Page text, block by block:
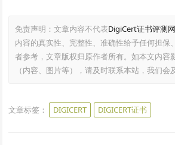
免责声明：文章内容不代表DigiCert证书评测网
内容的真实性、完整性、准确性给予任何担保
者参考，文章版权归原作者所有。如本文内容
（内容、图片等），请及时联系本站，我们会
文章标签： DIGICERT DIGICERT证书